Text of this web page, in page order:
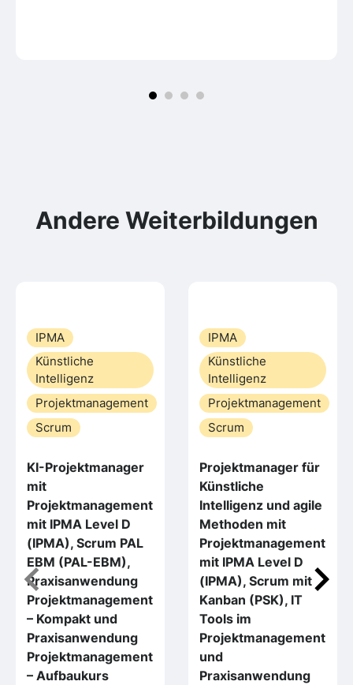
Andere Weiterbildungen
IPMA
Künstliche
Intelligenz
Projektmanagement
Scrum
KI-Projektmanager
mit
Projektmanagement
mit IPMA Level D
(IPMA), Scrum PAL
EBM (PAL-EBM),
Praxisanwendung
Projektmanagement
– Kompakt und
Praxisanwendung
Projektmanagement
– Aufbaukurs
IPMA
Künstliche
Intelligenz
Projektmanagement
Scrum
Projektmanager für
Künstliche
Intelligenz und agile
Methoden mit
Projektmanagement
mit IPMA Level D
(IPMA), Scrum mit
Kanban (PSK), IT
Tools im
Projektmanagement
und
Praxisanwendung